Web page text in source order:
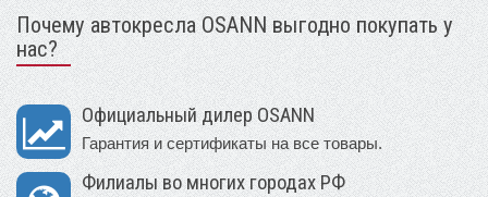
Почему автокресла OSANN выгодно покупать у
нас?
Официальный дилер OSANN
Гарантия и сертификаты на все товары.
Филиалы во многих городах РФ